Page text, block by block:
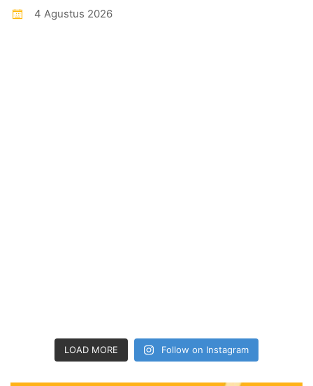
4 Agustus 2026
LOAD MORE Follow on Instagram